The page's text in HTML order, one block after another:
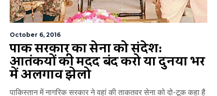
October 6, 2016
पाक सरकार का सेना को संदेश:
आतंकियों की मदद बंद करो या दुनिया भर
में अलगाव झेलो
पाकिस्तान में नागरिक सरकार ने वहां की ताकतवर सेना को दो-टूक कहा है